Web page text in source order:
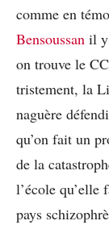
comme en
Bensoussan il y
on trouve le
tristement, la
naguère
qu’on fait un
de la
l’école qu’elle
pays